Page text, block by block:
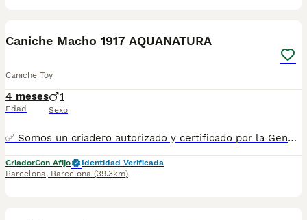
Caniche Macho 1917 AQUANATURA
Caniche Toy
4 meses
Edad
1
Sexo
✅ Somos un criadero autorizado y certificado por la Generalitat de Catalunya bajo el número de Núcleo Zoológico G25/00314. PARA MÁS INFORMACIÓN: ☎️ 933095977 📱 685878504 / 674320847 🐶 Programa una visita para conocerlos 💻 Más fotos y vídeos en nuestra web www.aquanatura.es 🚙 Hacemos envíos 📌 Calle Roger de Flor 45, muy cerca del Arc de Triomf de Barcelona, de Lunes a Sábados. Se entregan con sus vacunas, desparasitados interna y externamente, con microchip y su registro, cartilla sanitaria y contrato de garantías, documentación legal y factura. AQUANATURA
CriadorCon Afijo
Identidad Verificada
Barcelona, Barcelona (39.3km)